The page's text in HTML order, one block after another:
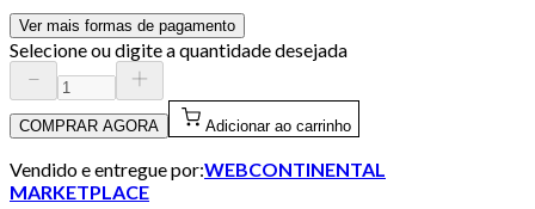
Ver mais formas de pagamento
Selecione ou digite a quantidade desejada
COMPRAR AGORA Adicionar ao carrinho
Vendido e entregue por:WEBCONTINENTAL
MARKETPLACE